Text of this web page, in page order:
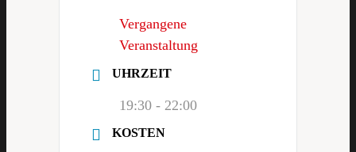
Vergangene
Veranstaltung
UHRZEIT
19:30 - 22:00
KOSTEN